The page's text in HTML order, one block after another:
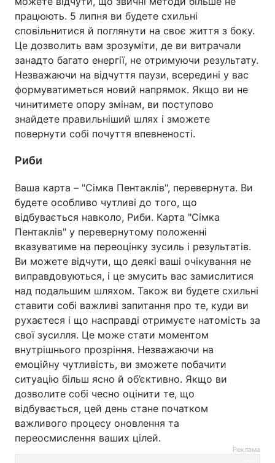
працюють. 5 липня ви будете схильні
сповільнитися й поглянути на своє життя з боку.
Це дозволить вам зрозуміти, де ви витрачали
занадто багато енергії, не отримуючи результату.
Незважаючи на відчуття паузи, всередині у вас
формуватиметься новий напрямок. Якщо ви не
чинитимете опору змінам, ви поступово
знайдете правильніший шлях і зможете
повернути собі почуття впевненості.
Риби
Ваша карта – "Сімка Пентаклів", перевернута. Ви
будете особливо чутливі до того, що
відбувається навколо, Риби. Карта "Сімка
Пентаклів" у перевернутому положенні
вказуватиме на переоцінку зусиль і результатів.
Ви можете відчути, що деякі ваші очікування не
виправдовуються, і це змусить вас замислитися
над подальшим шляхом. Також ви будете схильні
ставити собі важливі запитання про те, куди ви
рухаєтеся і що насправді отримуєте натомість за
свої зусилля. Це може стати моментом
внутрішнього прозріння. Незважаючи на
емоційну чутливість, ви зможете побачити
ситуацію більш ясно й об’єктивно. Якщо ви
дозволите собі чесно оцінити те, що
відбувається, цей день стане початком
важливого процесу оновлення та
переосмислення ваших цілей.
Реклама